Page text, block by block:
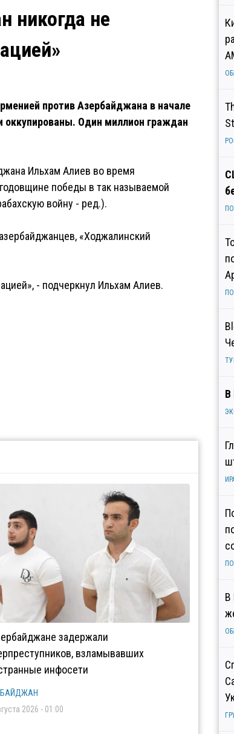
никогда не
против Азербайджана в начале
оккупированы. Один миллион граждан
Ильхам Алиев во время
победы в так называемой
войну - ред.).
«Ходжалинский
- подчеркнул Ильхам Алиев.
задержали
взламывавших
инфосети
2026 - 01:00
В
В